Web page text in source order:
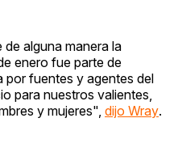
alguna manera la
enero fue parte de
por fuentes y agentes del
para nuestros valientes,
y mujeres", dijo Wray.